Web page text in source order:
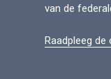
van de
Raadpleeg